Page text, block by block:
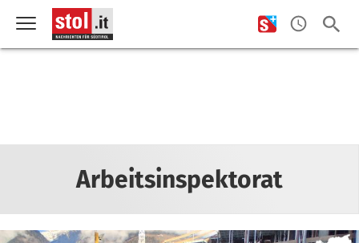
Arbeitsinspektorat